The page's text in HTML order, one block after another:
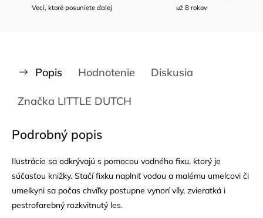
Veci, ktoré posuniete ďalej už 8 rokov
Popis Hodnotenie Diskusia
Značka LITTLE DUTCH
Podrobný popis
Ilustrácie sa odkrývajú s pomocou vodného fixu, ktorý je
súčasťou knižky. Stačí fixku naplniť vodou a malému umelcovi či
umelkyni sa počas chvíľky postupne vynorí víly, zvieratká i
pestrofarebný rozkvitnutý les.